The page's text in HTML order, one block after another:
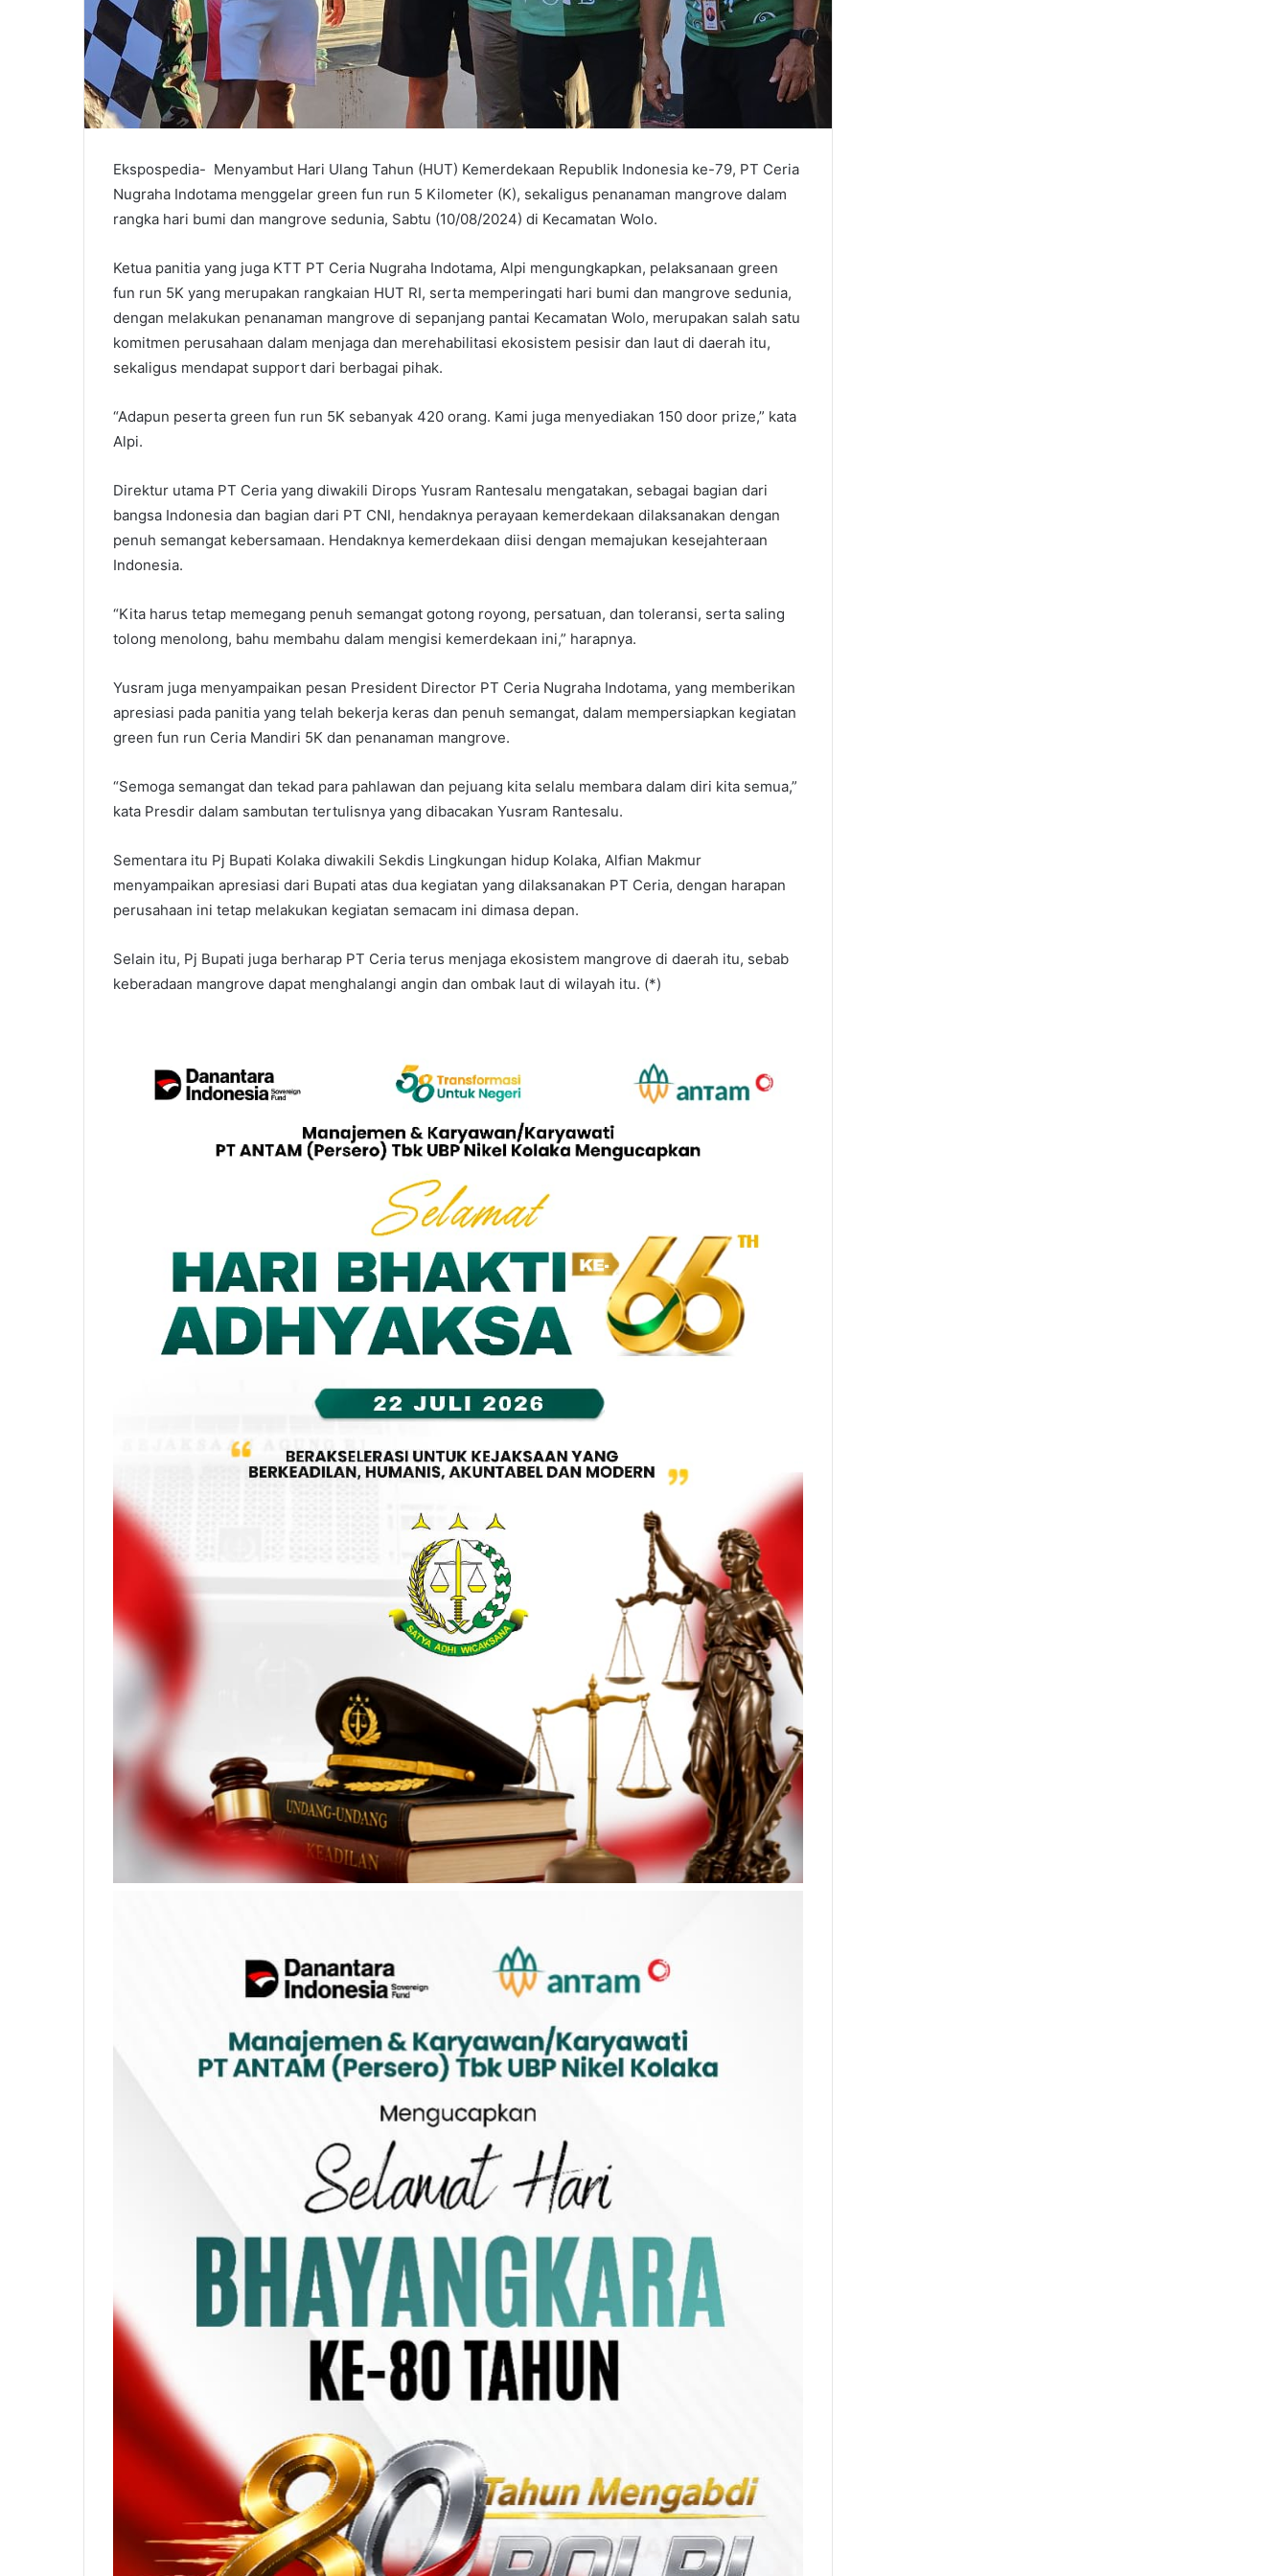
Ekspospedia- Menyambut Hari Ulang Tahun (HUT) Kemerdekaan Republik Indonesia ke-79, PT Ceria
Nugraha Indotama menggelar green fun run 5 Kilometer (K), sekaligus penanaman mangrove dalam
rangka hari bumi dan mangrove sedunia, Sabtu (10/08/2024) di Kecamatan Wolo.
Ketua panitia yang juga KTT PT Ceria Nugraha Indotama, Alpi mengungkapkan, pelaksanaan green
fun run 5K yang merupakan rangkaian HUT RI, serta memperingati hari bumi dan mangrove sedunia,
dengan melakukan penanaman mangrove di sepanjang pantai Kecamatan Wolo, merupakan salah satu
komitmen perusahaan dalam menjaga dan merehabilitasi ekosistem pesisir dan laut di daerah itu,
sekaligus mendapat support dari berbagai pihak.
“Adapun peserta green fun run 5K sebanyak 420 orang. Kami juga menyediakan 150 door prize,” kata
Alpi.
Direktur utama PT Ceria yang diwakili Dirops Yusram Rantesalu mengatakan, sebagai bagian dari
bangsa Indonesia dan bagian dari PT CNI, hendaknya perayaan kemerdekaan dilaksanakan dengan
penuh semangat kebersamaan. Hendaknya kemerdekaan diisi dengan memajukan kesejahteraan
Indonesia.
“Kita harus tetap memegang penuh semangat gotong royong, persatuan, dan toleransi, serta saling
tolong menolong, bahu membahu dalam mengisi kemerdekaan ini,” harapnya.
Yusram juga menyampaikan pesan President Director PT Ceria Nugraha Indotama, yang memberikan
apresiasi pada panitia yang telah bekerja keras dan penuh semangat, dalam mempersiapkan kegiatan
green fun run Ceria Mandiri 5K dan penanaman mangrove.
“Semoga semangat dan tekad para pahlawan dan pejuang kita selalu membara dalam diri kita semua,”
kata Presdir dalam sambutan tertulisnya yang dibacakan Yusram Rantesalu.
Sementara itu Pj Bupati Kolaka diwakili Sekdis Lingkungan hidup Kolaka, Alfian Makmur
menyampaikan apresiasi dari Bupati atas dua kegiatan yang dilaksanakan PT Ceria, dengan harapan
perusahaan ini tetap melakukan kegiatan semacam ini dimasa depan.
Selain itu, Pj Bupati juga berharap PT Ceria terus menjaga ekosistem mangrove di daerah itu, sebab
keberadaan mangrove dapat menghalangi angin dan ombak laut di wilayah itu. (*)